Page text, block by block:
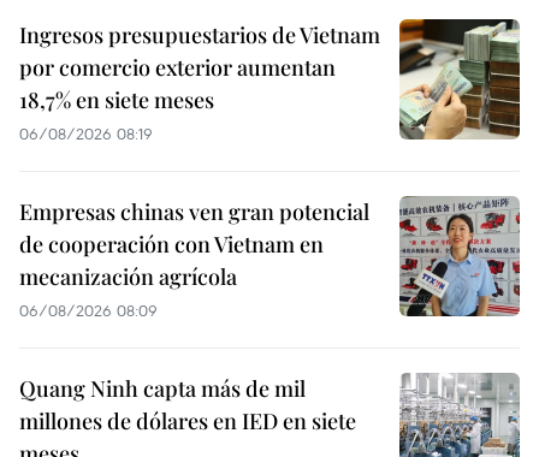
Ingresos presupuestarios de Vietnam
por comercio exterior aumentan
18,7% en siete meses
06/08/2026 08:19
Empresas chinas ven gran potencial
de cooperación con Vietnam en
mecanización agrícola
06/08/2026 08:09
Quang Ninh capta más de mil
millones de dólares en IED en siete